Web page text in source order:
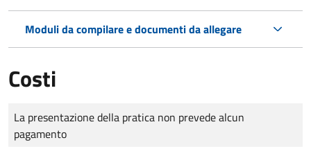
Moduli da compilare e documenti da allegare
Costi
Tipo di pagamento
Importo
La presentazione della pratica non prevede alcun
pagamento